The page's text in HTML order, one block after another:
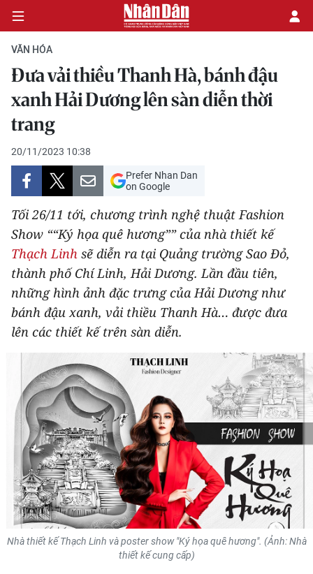
CHÍNH TRỊ
KINH TẾ
VĂN HÓA
XÃ HỘI
PHÁP LUẬT
DU LỊCH
THẾ GIỚI
THỂ THAO
GIÁO DỤC
Y TẾ
KHOA HỌC - CÔNG NGHỆ
MÔI TRƯỜNG
BẠN ĐỌC
KIỂM CHỨNG THÔNG TIN
VĂN HÓA
Đưa vải thiều Thanh Hà, bánh đậu
xanh Hải Dương lên sàn diễn thời
trang
20/11/2023 10:38
Prefer Nhan Dan
on Google
Tối 26/11 tới, chương trình nghệ thuật Fashion
Show ““Ký họa quê hương”” của nhà thiết kế
Thạch Linh sẽ diễn ra tại Quảng trường Sao Đỏ,
thành phố Chí Linh, Hải Dương. Lần đầu tiên,
những hình ảnh đặc trưng của Hải Dương như
bánh đậu xanh, vải thiều Thanh Hà… được đưa
lên các thiết kế trên sàn diễn.
Nhà thiết kế Thạch Linh và poster show "Ký họa quê hương". (Ảnh: Nhà
thiết kế cung cấp)